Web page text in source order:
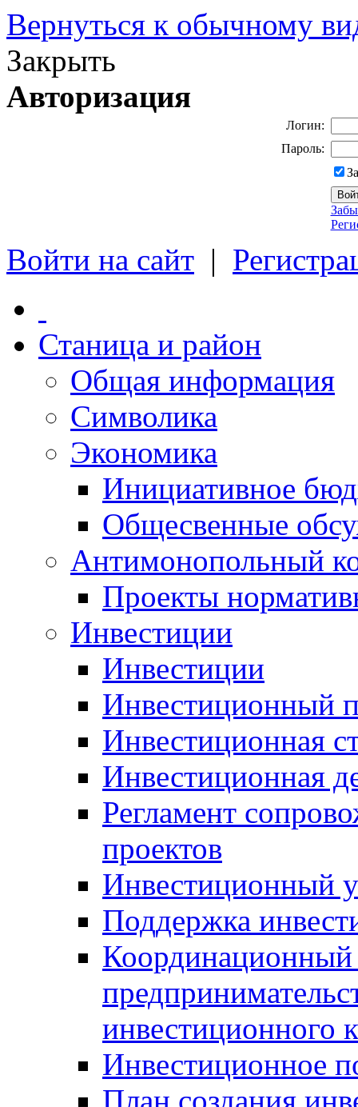
Вернуться к обычному
Закрыть
Авторизация
Логин:
Пароль:
Войти на сайт |
Станица и район
Общая информация
Символика
Экономика
Инициативное
Общесвенные
Антимонопольный
Проекты
Инвестиции
Инвестиции
Инвестиционный
Инвестиционная
Инвестиционная
Регламент
проектов
Инвестиционный
Поддержка
Координационный
инвестиционного
Инвестиционное